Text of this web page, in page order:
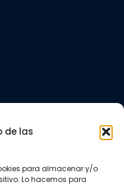
de las
para almacenar y/o
Lo hacemos para